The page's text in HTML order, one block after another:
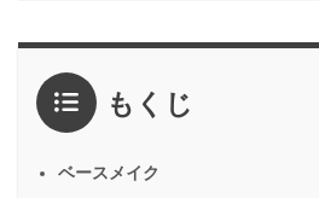
もくじ
ベースメイク